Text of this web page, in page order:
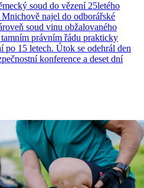
soud do vězení 25letého
najel do odborářské
soud vinu obžalovaného
právním řádu prakticky
po 15 letech. Útok se odehrál den
konference a deset dní